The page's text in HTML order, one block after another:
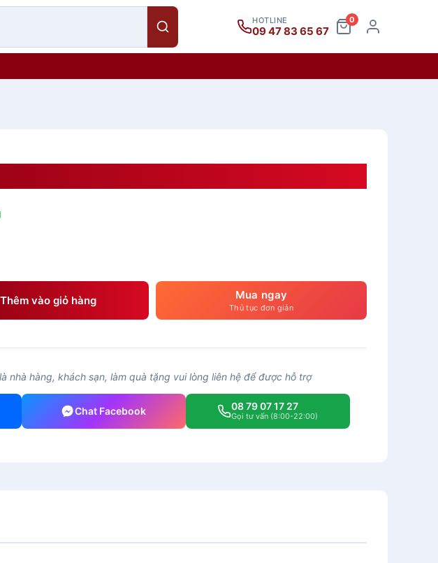
HOTLINE
09 47 83 65 67
0
Thêm vào giỏ hàng Mua ngay
Thủ tục đơn giản
nhà hàng, khách sạn, làm quà tặng vui lòng liên hệ để được hỗ trợ
Chat Facebook 08 79 07 17 27
Gọi tư vấn (8:00-22:00)